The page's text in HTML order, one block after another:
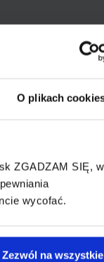
O plikach
ZGADZAM SIĘ,
wycofać.
Zezwól na wszystkie
Tania